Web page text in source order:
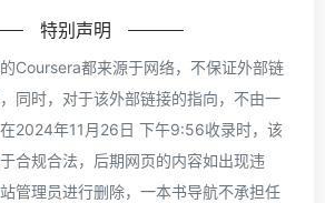
特别声明
Coursera都来源于网络，不保证外部链
同时，对于该外部链接的指向，不由一
2024年11月26日 下午9:56收录时，该
合规合法，后期网页的内容如出现违
管理员进行删除，一本书导航不承担任